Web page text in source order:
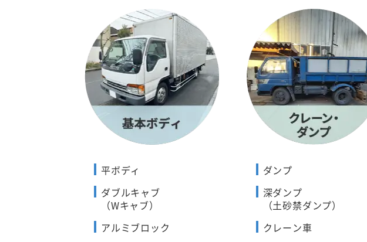
平ボディ
ダブルキャブ
（Wキャブ）
アルミブロック
ダンプ
深ダンプ
（土砂禁ダンプ）
クレーン車